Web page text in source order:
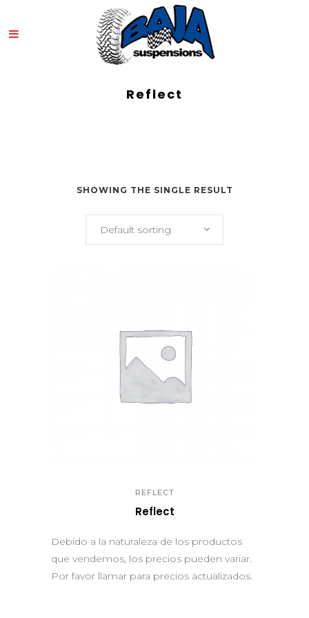
Reflect
SHOWING THE SINGLE RESULT
Default sorting
REFLECT
Reflect
Debido a la naturaleza de los productos
que vendemos, los precios pueden variar.
Por favor llamar para precios actualizados.